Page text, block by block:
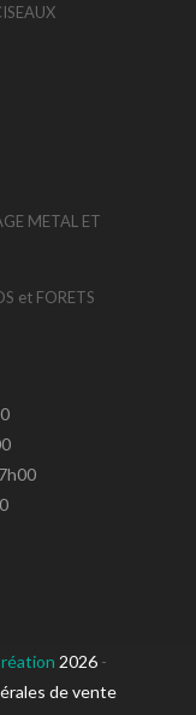
METAL ET
et FORETS
2026 -
de vente